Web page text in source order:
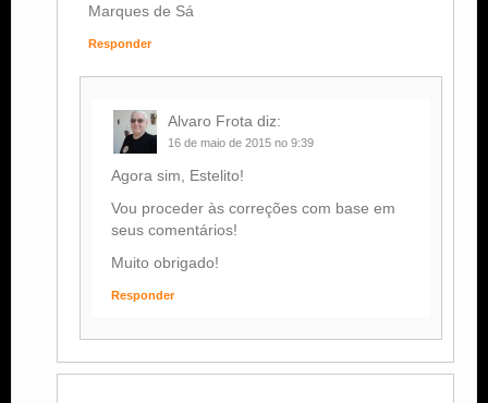
Marques de Sá
Responder
Alvaro Frota diz:
16 de maio de 2015 no 9:39
Agora sim, Estelito!
Vou proceder às correções com base em
seus comentários!
Muito obrigado!
Responder